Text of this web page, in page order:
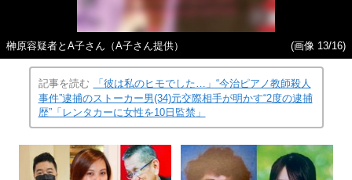
榊原容疑者とA子さん（A子さん提供） (画像 13/16)
記事を読む
「彼は私のヒモでした…」“今治ピアノ教師殺人
事件”逮捕のストーカー男(34)元交際相手が明かす“2度の逮捕
歴”「レンタカーに女性を10日監禁」